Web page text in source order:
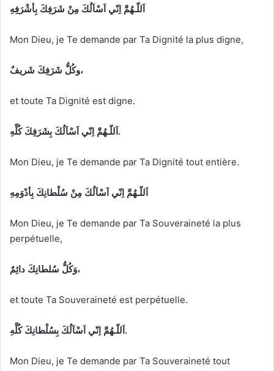
Mon Dieu, je Te demande par Ta Dignité la plus digne,
وكُلُّ شَرَفِكَ شَريفٌ،
et toute Ta Dignité est digne.
اَللّـهُمَّ اِنّي اَسْاَلُكَ بِشَرَفِكَ كُلِّهِ.
Mon Dieu, je Te demande par Ta Dignité tout entière.
اَللّـهُمَّ اِنّي اَسْاَلُكَ مِنْ سُلْطانِكَ بِأدْوَمِهِ
Mon Dieu, je Te demande par Ta Souveraineté la plus
perpétuelle,
وَكُلُّ سُلطانِكَ دائِمٌ،
et toute Ta Souveraineté est perpétuelle.
اَللّـهُمَّ اِنّي اَسْاَلُكَ بِسُلْطانِكَ كُلِّهِ.
Mon Dieu, je Te demande par Ta Souveraineté tout